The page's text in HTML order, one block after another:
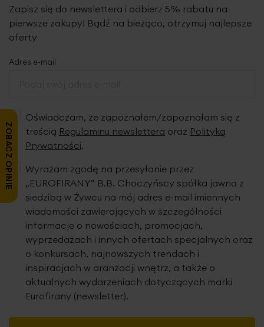
poszwę na kołdrę: 220 x 200 cm - 1 szt.
poszewkę na poduszkę: 70 x 80 cm - 2 szt.
skład: 100% mikrowłókno - poliester
Zapisz się do newslettera i odbierz 5% rabatu na
pierwsze zakupy! Bądź na bieżąco, otrzymuj najlepsze
oferty
Adres e-mail
Oświadczam, że zapoznałem/zapoznałam się z
treścią Regulaminu newslettera oraz Polityką
Prywatności.
Wyrażam zgodę na przesyłanie przez
„EUROFIRANY” B.B. Choczyńscy spółka jawna z
siedzibą w Żywcu na mój adres e-mail imiennych
wiadomości zawierających w szczególności
informacje o nowościach, promocjach,
wyprzedażach i innych ofertach specjalnych oraz
o konkursach, najnowszych trendach i
inspiracjach w aranżacji wnętrz, a także o
aktualnych wydarzeniach dotyczących marki
Eurofirany (newsletter).
ZOBACZ OPINIE